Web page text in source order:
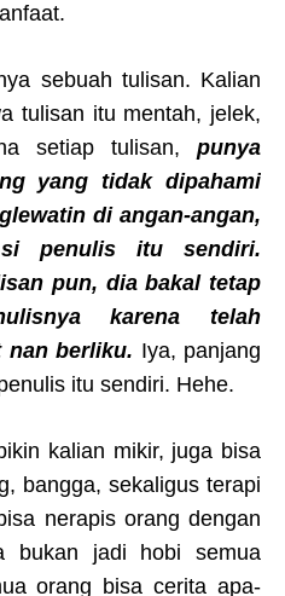
sebuah tulisan. Kalian
tulisan itu mentah, jelek,
setiap tulisan, punya
yang tidak dipahami
di angan-angan,
penulis itu sendiri.
pun, dia bakal tetap
karena telah
nan berliku. Iya, panjang
itu sendiri. Hehe.
kalian mikir, juga bisa
bangga, sekaligus terapi
nerapis orang dengan
bukan jadi hobi semua
orang bisa cerita apa-